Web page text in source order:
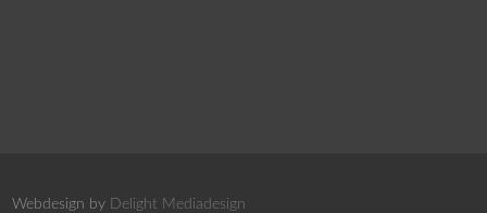
Webdesign by Delight Mediadesign